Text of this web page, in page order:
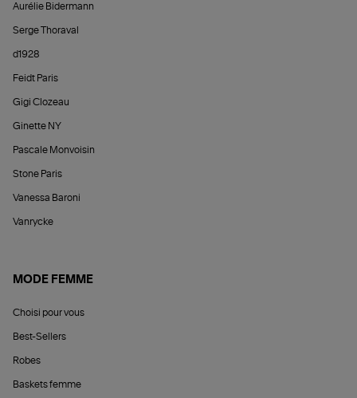
Aurélie Bidermann
Serge Thoraval
d1928
Feidt Paris
Gigi Clozeau
Ginette NY
Pascale Monvoisin
Stone Paris
Vanessa Baroni
Vanrycke
MODE FEMME
Choisi pour vous
Best-Sellers
Robes
Baskets femme